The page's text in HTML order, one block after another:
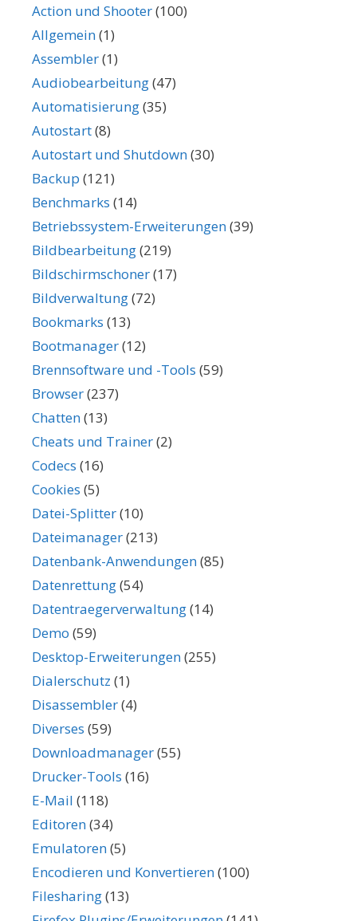
Action und Shooter(100)
Allgemein(1)
Assembler(1)
Audiobearbeitung(47)
Automatisierung(35)
Autostart(8)
Autostart und Shutdown(30)
Backup (121)
Benchmarks (14)
Betriebssystem-Erweiterungen(39)
Bildbearbeitung(219)
Bildschirmschoner(17)
Bildverwaltung(72)
Bookmarks (13)
Bootmanager(12)
Brennsoftware und -Tools (59)
Browser(237)
Chatten(13)
Cheats und Trainer(2)
Codecs (16)
Cookies (5)
Datei-Splitter(10)
Dateimanager(213)
Datenbank-Anwendungen(85)
Datenrettung(54)
Datentraegerverwaltung(14)
Demo (59)
Desktop-Erweiterungen(255)
Dialerschutz (1)
Disassembler(4)
Diverses (59)
Downloadmanager(55)
Drucker-Tools (16)
E-Mail (118)
Editoren(34)
Emulatoren(5)
Encodieren und Konvertieren(100)
Filesharing(13)